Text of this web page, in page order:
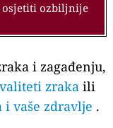
osjetiti ozbiljnije
i zagađenju,
zrakaili
vaše zdravlje .